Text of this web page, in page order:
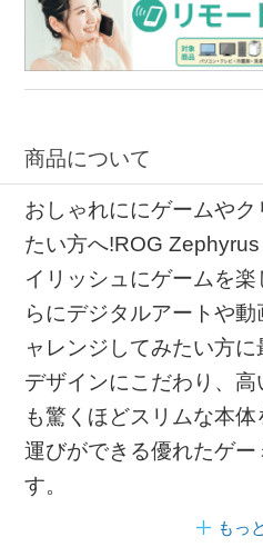
商品について
おしゃれににゲームや
たい方へ!ROG
イリッシュにゲームを
らにデジタルアートや
ャレンジしてみたい方
デザインにこだわり、
も驚くほどスリムな本
運びができる優れたゲ
す。
もっ